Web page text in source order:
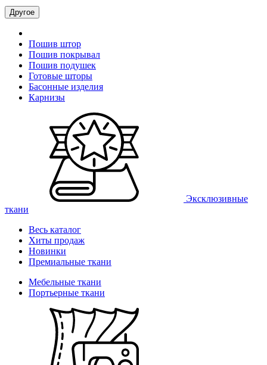
Другое
Пошив штор
Пошив покрывал
Пошив подушек
Готовые шторы
Басонные изделия
Карнизы
Эксклюзивные
ткани
Весь каталог
Хиты продаж
Новинки
Премиальные ткани
Мебельные ткани
Портьерные ткани